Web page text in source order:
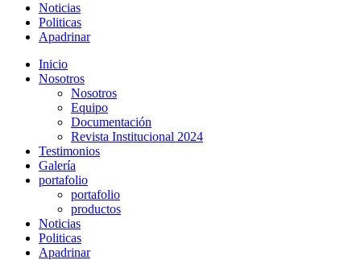
Noticias
Politicas
Apadrinar
Inicio
Nosotros
Nosotros
Equipo
Documentación
Revista Institucional 2024
Testimonios
Galería
portafolio
portafolio
productos
Noticias
Politicas
Apadrinar